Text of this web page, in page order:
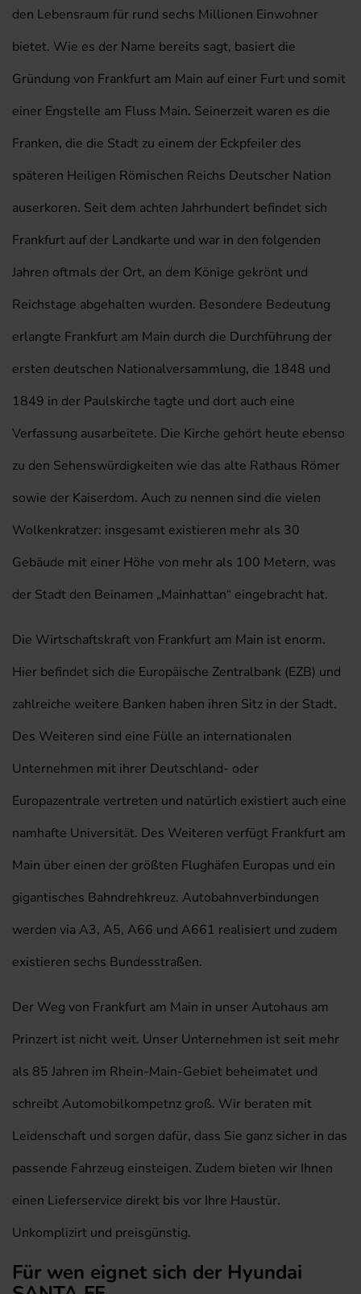
den Lebensraum für rund sechs Millionen Einwohner
bietet. Wie es der Name bereits sagt, basiert die
Gründung von Frankfurt am Main auf einer Furt und somit
einer Engstelle am Fluss Main. Seinerzeit waren es die
Franken, die die Stadt zu einem der Eckpfeiler des
späteren Heiligen Römischen Reichs Deutscher Nation
auserkoren. Seit dem achten Jahrhundert befindet sich
Frankfurt auf der Landkarte und war in den folgenden
Jahren oftmals der Ort, an dem Könige gekrönt und
Reichstage abgehalten wurden. Besondere Bedeutung
erlangte Frankfurt am Main durch die Durchführung der
ersten deutschen Nationalversammlung, die 1848 und
1849 in der Paulskirche tagte und dort auch eine
Verfassung ausarbeitete. Die Kirche gehört heute ebenso
zu den Sehenswürdigkeiten wie das alte Rathaus Römer
sowie der Kaiserdom. Auch zu nennen sind die vielen
Wolkenkratzer: insgesamt existieren mehr als 30
Gebäude mit einer Höhe von mehr als 100 Metern, was
der Stadt den Beinamen „Mainhattan“ eingebracht hat.
Die Wirtschaftskraft von Frankfurt am Main ist enorm.
Hier befindet sich die Europäische Zentralbank (EZB) und
zahlreiche weitere Banken haben ihren Sitz in der Stadt.
Des Weiteren sind eine Fülle an internationalen
Unternehmen mit ihrer Deutschland- oder
Europazentrale vertreten und natürlich existiert auch eine
namhafte Universität. Des Weiteren verfügt Frankfurt am
Main über einen der größten Flughäfen Europas und ein
gigantisches Bahndrehkreuz. Autobahnverbindungen
werden via A3, A5, A66 und A661 realisiert und zudem
existieren sechs Bundesstraßen.
Der Weg von Frankfurt am Main in unser Autohaus am
Prinzert ist nicht weit. Unser Unternehmen ist seit mehr
als 85 Jahren im Rhein-Main-Gebiet beheimatet und
schreibt Automobilkompetnz groß. Wir beraten mit
Leidenschaft und sorgen dafür, dass Sie ganz sicher in das
passende Fahrzeug einsteigen. Zudem bieten wir Ihnen
einen Lieferservice direkt bis vor Ihre Haustür.
Unkomplizirt und preisgünstig.
Für wen eignet sich der Hyundai